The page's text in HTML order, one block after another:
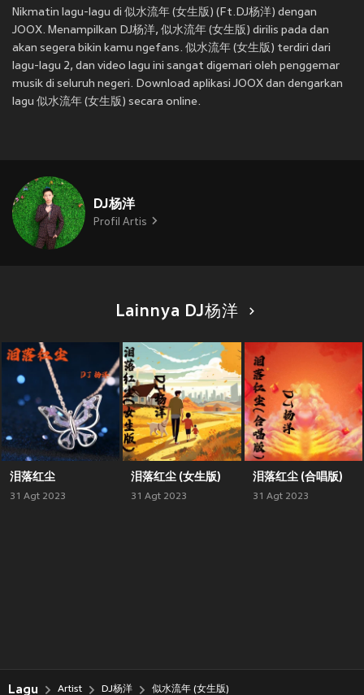
Nikmatin lagu-lagu di 似水流年 (女生版) (Ft.DJ杨洋) dengan
JOOX. Menampilkan DJ杨洋, 似水流年 (女生版) dirilis pada dan
akan segera bikin kamu ngefans. 似水流年 (女生版) terdiri dari
lagu-lagu 2, dan video lagu ini sangat digemari oleh penggemar
musik di seluruh negeri. Download aplikasi JOOX dan dengarkan
lagu 似水流年 (女生版) secara online.
DJ杨洋
Profil Artis
Lainnya DJ杨洋
泪落红尘
31 Agt 2023
泪落红尘 (女生版)
31 Agt 2023
泪落红尘 (合唱版)
31 Agt 2023
Lagu Artist DJ杨洋 似水流年 (女生版)